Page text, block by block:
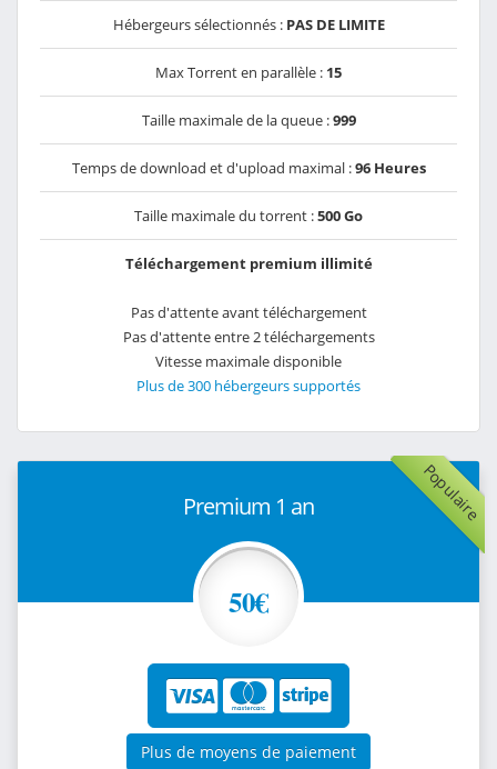
Hébergeurs sélectionnés : PAS DE LIMITE
Max Torrent en parallèle : 15
Taille maximale de la queue :999
Temps de download et d'upload maximal :96 Heures
Taille maximale du torrent :500 Go
Téléchargement premium illimité
Pas d'attente avant téléchargement
Pas d'attente entre 2 téléchargements
Vitesse maximale disponible
Plus de 300 hébergeurs supportés
Populaire
Premium 1 an
50€
Plus de moyens de paiement